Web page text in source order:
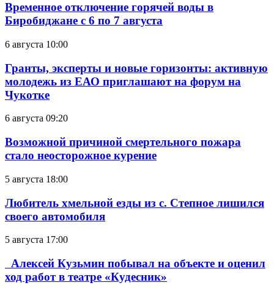
Временное отключение горячей воды в
Биробиджане с 6 по 7 августа
6 августа 10:00
Гранты, эксперты и новые горизонты: активную
молодежь из ЕАО приглашают на форум на
Чукотке
6 августа 09:20
Возможной причиной смертельного пожара
стало неосторожное курение
5 августа 18:00
Любитель хмельной езды из с. Степное лишился
своего автомобиля
5 августа 17:00
Алексей Кузьмин побывал на объекте и оценил
ход работ в театре «Кудесник»